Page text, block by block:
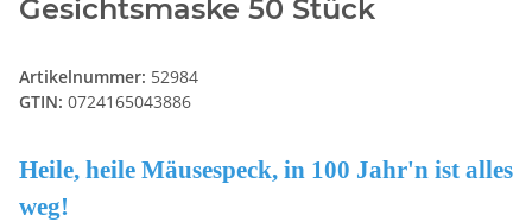
Gesichtsmaske 50 Stück
Artikelnummer: 52984
GTIN: 0724165043886
Heile, heile Mäusespeck, in 100 Jahr'n ist alles
weg!